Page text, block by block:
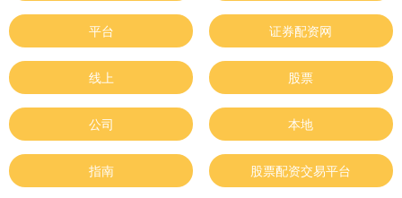
平台 证券配资网
线上 股票
公司 本地
指南 股票配资交易平台